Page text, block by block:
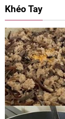
Khéo Tay